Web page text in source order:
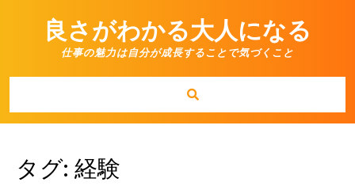
content良さがわかる大人になる
仕事の魅力は自分が成長することで気づくこと
タグ: 経験